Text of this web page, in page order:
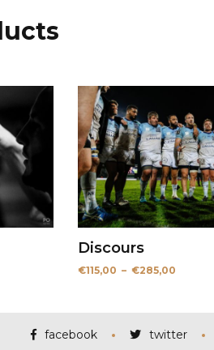
Discours
€115,00 – €285,00Plage
€285,00
facebook twitter